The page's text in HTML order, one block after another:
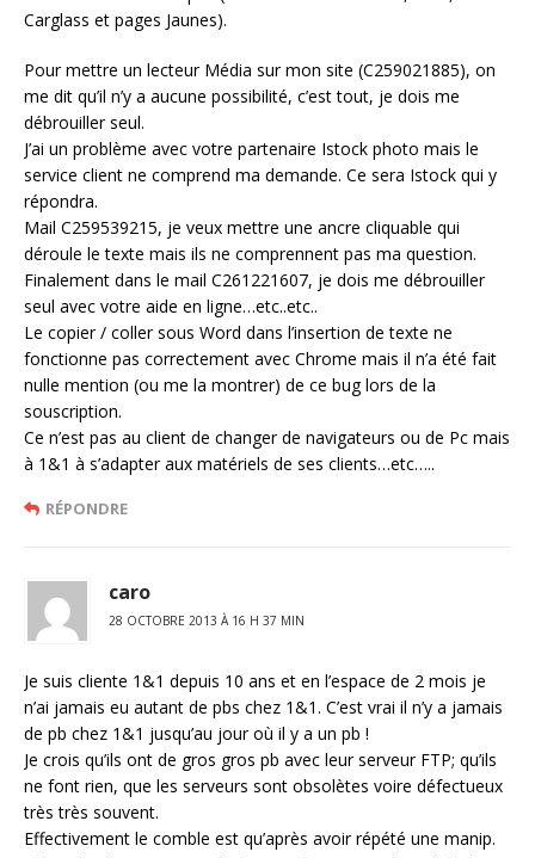
Carglass et pages Jaunes).
Pour mettre un lecteur Média sur mon site (C259021885), on
me dit qu’il n’y a aucune possibilité, c’est tout, je dois me
débrouiller seul.
J’ai un problème avec votre partenaire Istock photo mais le
service client ne comprend ma demande. Ce sera Istock qui y
répondra.
Mail C259539215, je veux mettre une ancre cliquable qui
déroule le texte mais ils ne comprennent pas ma question.
Finalement dans le mail C261221607, je dois me débrouiller
seul avec votre aide en ligne…etc..etc..
Le copier / coller sous Word dans l’insertion de texte ne
fonctionne pas correctement avec Chrome mais il n’a été fait
nulle mention (ou me la montrer) de ce bug lors de la
souscription.
Ce n’est pas au client de changer de navigateurs ou de Pc mais
à 1&1 à s’adapter aux matériels de ses clients…etc…..
RÉPONDRE
caro
28 OCTOBRE 2013 À 16 H 37 MIN
Je suis cliente 1&1 depuis 10 ans et en l’espace de 2 mois je
n’ai jamais eu autant de pbs chez 1&1. C’est vrai il n’y a jamais
de pb chez 1&1 jusqu’au jour où il y a un pb !
Je crois qu’ils ont de gros gros pb avec leur serveur FTP; qu’ils
ne font rien, que les serveurs sont obsolètes voire défectueux
très très souvent.
Effectivement le comble est qu’après avoir répété une manip.